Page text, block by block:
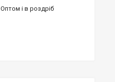
Оптом і в роздріб